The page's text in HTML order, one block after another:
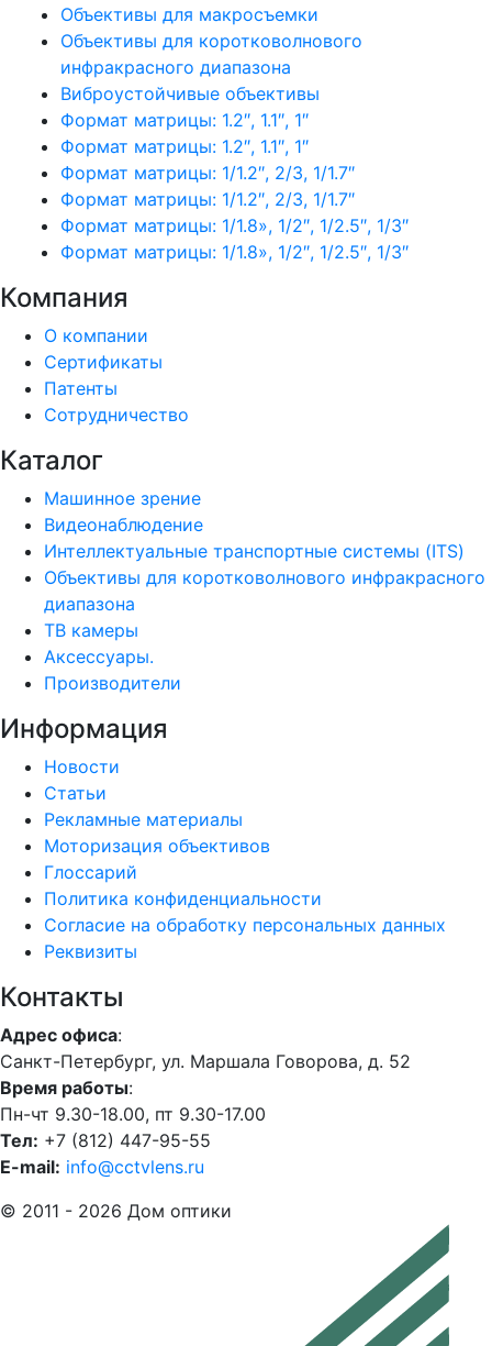
Объективы для макросъемки
Объективы для коротковолнового
инфракрасного диапазона
Виброустойчивые объективы
Формат матрицы: 1.2″, 1.1″, 1″
Формат матрицы: 1.2″, 1.1″, 1″
Формат матрицы: 1/1.2″, 2/3, 1/1.7″
Формат матрицы: 1/1.2″, 2/3, 1/1.7″
Формат матрицы: 1/1.8», 1/2″, 1/2.5″, 1/3″
Формат матрицы: 1/1.8», 1/2″, 1/2.5″, 1/3″
Компания
О компании
Сертификаты
Патенты
Сотрудничество
Каталог
Машинное зрение
Видеонаблюдение
Интеллектуальные транспортные системы (ITS)
Объективы для коротковолнового инфракрасного
диапазона
ТВ камеры
Аксессуары.
Производители
Информация
Новости
Статьи
Рекламные материалы
Моторизация объективов
Глоссарий
Политика конфиденциальности
Согласие на обработку персональных данных
Реквизиты
Контакты
Адрес офиса:
Санкт-Петербург, ул. Маршала Говорова, д. 52
Время работы:
Пн-чт 9.30-18.00, пт 9.30-17.00
Тел: +7 (812) 447-95-55
E-mail: info@cctvlens.ru
© 2011 - 2026 Дом оптики